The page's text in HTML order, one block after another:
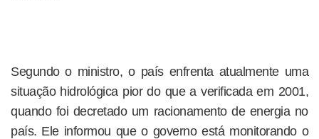
Segundo o ministro, o país enfrenta atualmente uma
situação hidrológica pior do que a verificada em 2001,
quando foi decretado um racionamento de energia no
país. Ele informou que o governo está monitorando o